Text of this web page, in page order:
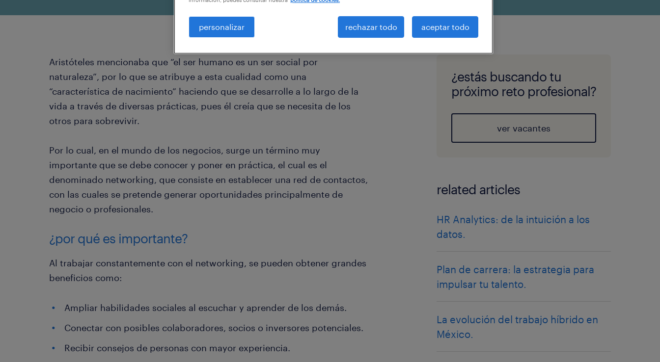
Aristóteles mencionaba que “el ser humano es un ser social por
naturaleza”, por lo que se atribuye a esta cualidad como una
“característica de nacimiento” haciendo que se desarrolle a lo largo de la
vida a través de diversas prácticas, pues él creía que se necesita de los
otros para sobrevivir.
Por lo cual, en el mundo de los negocios, surge un término muy
importante que se debe conocer y poner en práctica, el cual es el
denominado networking, que consiste en establecer una red de contactos,
con las cuales se pretende generar oportunidades principalmente de
negocio o profesionales.
¿por qué es importante?
Al trabajar constantemente con el networking, se pueden obtener grandes
beneficios como:
Ampliar habilidades sociales al escuchar y aprender de los demás.
Conectar con posibles colaboradores, socios o inversores potenciales.
Recibir consejos de personas con mayor experiencia.
¿estás buscando tu
próximo reto profesional?
ver vacantes
related articles
HR Analytics: de la intuición a los
datos.
Plan de carrera: la estrategia para
impulsar tu talento.
La evolución del trabajo híbrido en
México.
personalizar rechazar todo aceptar todo